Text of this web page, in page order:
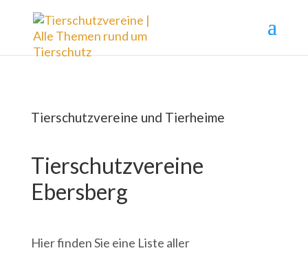
Tierschutzvereine und Tierheime
Tierschutzvereine
Ebersberg
Hier finden Sie eine Liste aller